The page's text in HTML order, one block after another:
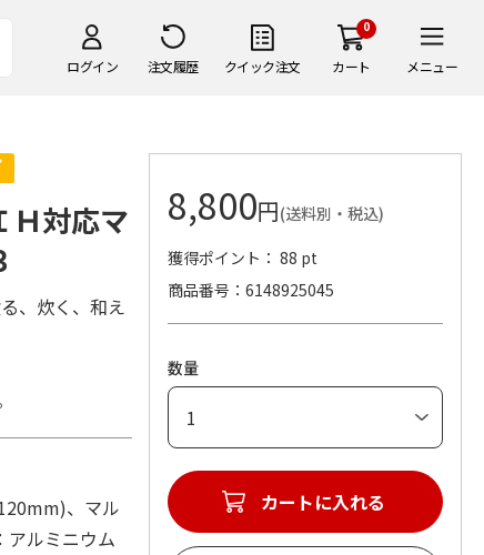
ログイン 注文履歴 クイック注文
0
カート メニュー
Ｈ対応マ
、炊く、和え
、マル
ルミニウム
8,800円(送料別・税込)
獲得ポイント： 88 pt
商品番号
6148925045
数量
カートに入れる